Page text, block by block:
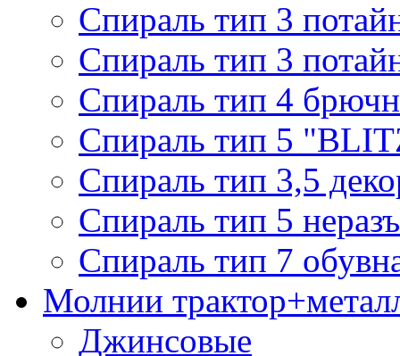
Спираль тип 3
Спираль тип 3
Спираль тип 4
Спираль тип 5
Спираль тип 3,5
Спираль тип 5
Спираль тип 7
Молнии
Джинсовые